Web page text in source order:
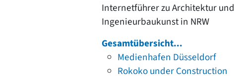
Internetführer zu Architektur und
Ingenieurbaukunst in NRW
Gesamtübersicht...
Medienhafen Düsseldorf
Rokoko under Construction